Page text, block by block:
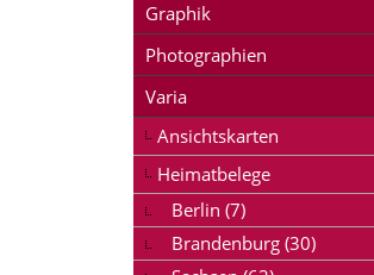
Graphik
Photographien
Varia
Ansichtskarten
Heimatbelege
Berlin (7)
Brandenburg (30)